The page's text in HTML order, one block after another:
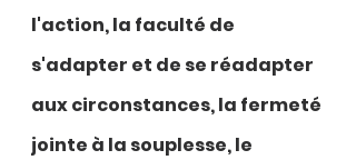
l'action, la faculté de
s'adapter et de se réadapter
aux circonstances, la fermeté
jointe à la souplesse, le